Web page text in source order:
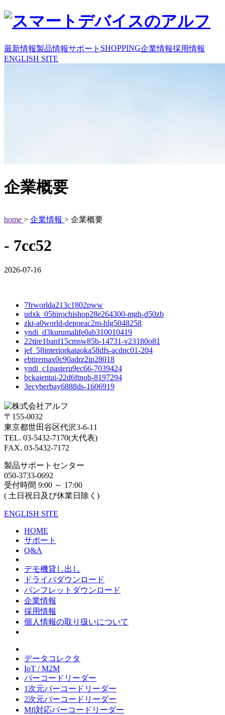
最新情報製品情報サポート SHOPPING企業情報採用情報
ENGLISH SITE
企業概要
home > 企業情報 > 企業概要
- 7cc52
2026-07-16
7frworlda213c1802pww
udxk_05hirochishop28e264300-mgh-d50zb
zkt-a0world-depoeac2m-hlg5048258
yndi_d3kurumalife0ab310010419
22tire1banf15cmsw85b-14731-v23180o81
jef_58interiorkataoka58dfs-acdnc01-204
ebtiremax0c90adrz2ip28018
yndi_c1pasteru9ec66-7039424
bckaientai-22d6ftnob-8197294
3ecyberbay6888ds-1606919
〒155-0032
東京都世田谷区代沢3-6-11
TEL. 03-5432-7170(大代表)
FAX. 03-5432-7172
製品サポートセンター
050-3733-0692
受付時間 9:00 ～ 17:00
( 土日祝日及び休業日除く)
ENGLISH SITE
HOME
サポート
Q&A
デモ機貸し出し
ドライバダウンロード
パンフレットダウンロード
企業情報
採用情報
個人情報の取り扱いについて
データコレクタ
IoT / M2M
バーコードリーダー
1次元バーコードリーダー
2次元バーコードリーダー
Mfi対応バーコードリーダー